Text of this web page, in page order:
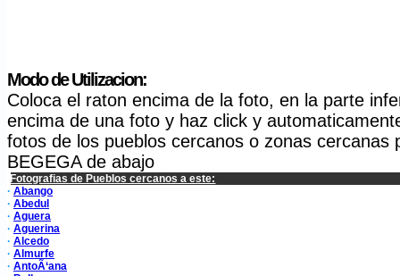
Modo de Utilizacion:
Coloca el raton encima de la foto, en la parte
encima de una foto y haz click y
fotos de los pueblos cercanos o zonas
BEGEGA de abajo
Fotografias de Pueblos cercanos a este:
· Abango
· Abedul
· Aguera
· Aguerina
· Alcedo
· Almurfe
· AntoÃ‘ana